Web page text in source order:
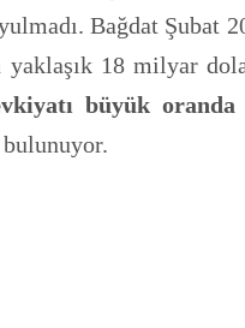
Bağdat Şubat
18 milyar
büyük